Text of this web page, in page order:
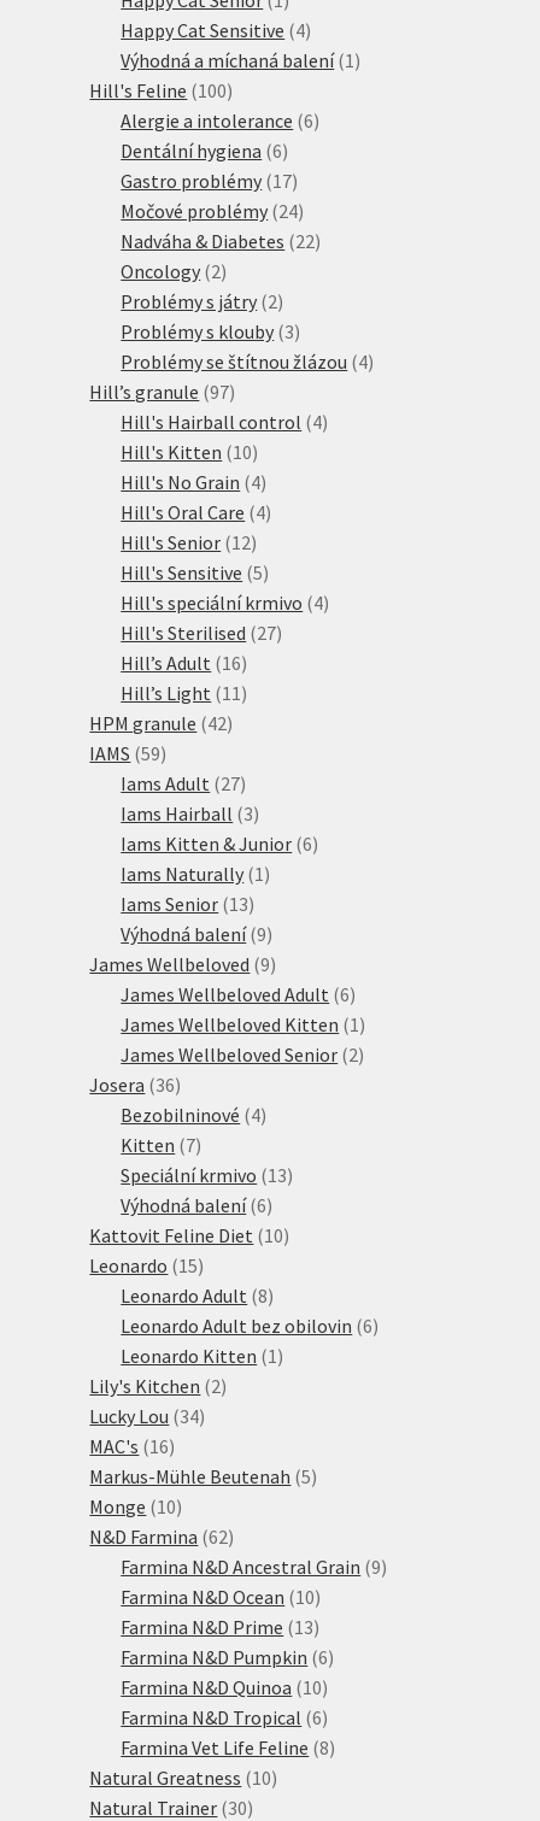
produkt
Happy Cat Sensitive 44
produkty
Výhodná a míchaná balení 1 1
Hill's Feline 100100
produktů
Alergie a intolerance 66
Dentální hygiena 66
produktů
Gastro problémy 1717
produktů
Močové problémy 2424
produktů
Nadváha & Diabetes 2222
Oncology 22
produkty
Problémy s játry 22
produkty
Problémy s klouby 33
produkty
Problémy se štítnou žlázou 44
Hill’s granule 9797
produktů
Hill's Hairball control 44
Hill's Kitten 1010
produktů
Hill's No Grain 44
produkty
Hill's Oral Care 44
Hill's Senior 1212
produktů
Hill's Sensitive 55
produktů
Hill's speciální krmivo 44
Hill's Sterilised 2727
Hill’s Adult 1616
produktů
Hill’s Light 11 11
HPM granule 4242
IAMS 5959
produktů
Iams Adult 2727
produktů
Iams Hairball 33
produkty
Iams Kitten & Junior 66
Iams Naturally 1 1
Iams Senior 1313
produktů
Výhodná balení 99
produktů
James Wellbeloved 99
produktů
James Wellbeloved Adult 66
produktů
James Wellbeloved Kitten 1 1
produkt
James Wellbeloved Senior 22
Josera 3636
produktů
Bezobilninové 44
Kitten 77
produktů
Speciální krmivo 1313
Výhodná balení 66
produktů
Kattovit Feline Diet 1010
Leonardo 1515
produktů
Leonardo Adult 88
produktů
Leonardo Adult bez obilovin 66
Leonardo Kitten 1 1
Lily's Kitchen 22
Lucky Lou 3434
MAC's 1616
produktů
Markus-Mühle Beutenah 55
Monge 1010
produktů
N&D Farmina 6262
produktů
Farmina N&D Ancestral Grain 99
Farmina N&D Ocean 1010
produktů
Farmina N&D Prime 1313
produktů
Farmina N&D Pumpkin 66
Farmina N&D Quinoa 1010
produktů
Farmina N&D Tropical 66
produktů
Farmina Vet Life Feline 88
Natural Greatness 1010
Natural Trainer 3030